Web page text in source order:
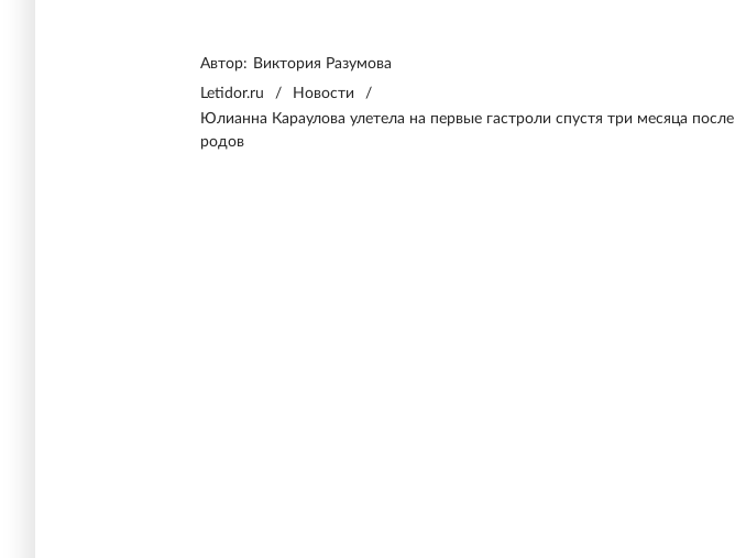
Автор: Виктория Разумова
Letidor.ru
/ Новости
/
Юлианна Караулова улетела на первые гастроли спустя три месяца после
родов